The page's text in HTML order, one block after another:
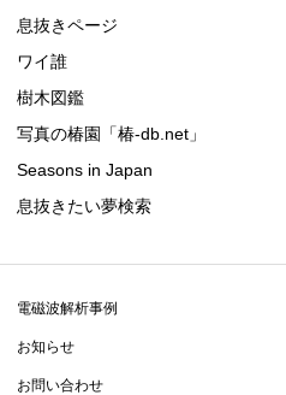
息抜きページ
ワイ誰
樹木図鑑
写真の椿園「椿-db.net」
Seasons in Japan
息抜きたい夢検索
電磁波解析事例
お知らせ
お問い合わせ